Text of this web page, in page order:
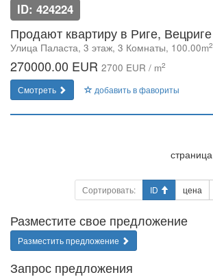
ID: 424224
Продают квартиру в Риге, Вецриге
Улица Паласта, 3 этаж, 3 Комнаты, 100.00m2
270000.00 EUR 2700 EUR / m2
Смотреть добавить в фавориты
страница
Сортировать: ID цена
Разместите свое предложение
Разместить предложение
Запрос предложения